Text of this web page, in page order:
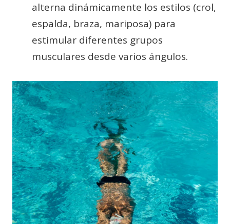
alterna dinámicamente los estilos (crol,
espalda, braza, mariposa) para
estimular diferentes grupos
musculares desde varios ángulos.